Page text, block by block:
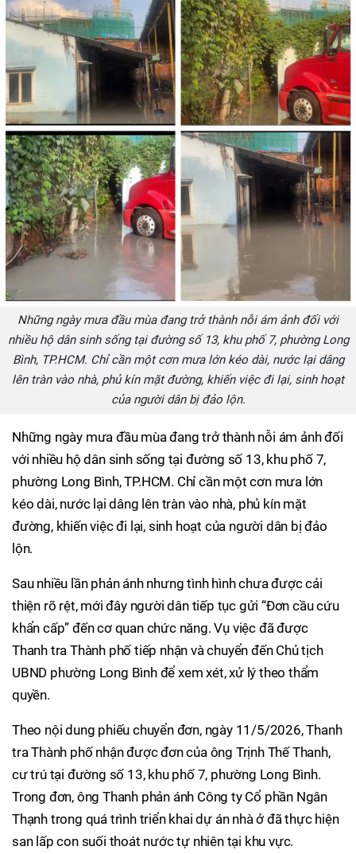
Những ngày mưa đầu mùa đang trở thành nỗi ám ảnh đối với
nhiều hộ dân sinh sống tại đường số 13, khu phố 7, phường Long
Bình, TP.HCM. Chỉ cần một cơn mưa lớn kéo dài, nước lại dâng
lên tràn vào nhà, phủ kín mặt đường, khiến việc đi lại, sinh hoạt
của người dân bị đảo lộn.
Những ngày mưa đầu mùa đang trở thành nỗi ám ảnh đối
với nhiều hộ dân sinh sống tại đường số 13, khu phố 7,
phường Long Bình, TP.HCM. Chỉ cần một cơn mưa lớn
kéo dài, nước lại dâng lên tràn vào nhà, phủ kín mặt
đường, khiến việc đi lại, sinh hoạt của người dân bị đảo
lộn.
Sau nhiều lần phản ánh nhưng tình hình chưa được cải
thiện rõ rệt, mới đây người dân tiếp tục gửi “Đơn cầu cứu
khẩn cấp” đến cơ quan chức năng. Vụ việc đã được
Thanh tra Thành phố tiếp nhận và chuyển đến Chủ tịch
UBND phường Long Bình để xem xét, xử lý theo thẩm
quyền.
Theo nội dung phiếu chuyển đơn, ngày 11/5/2026, Thanh
tra Thành phố nhận được đơn của ông Trịnh Thế Thanh,
cư trú tại đường số 13, khu phố 7, phường Long Bình.
Trong đơn, ông Thanh phản ánh Công ty Cổ phần Ngân
Thạnh trong quá trình triển khai dự án nhà ở đã thực hiện
san lấp con suối thoát nước tự nhiên tại khu vực.